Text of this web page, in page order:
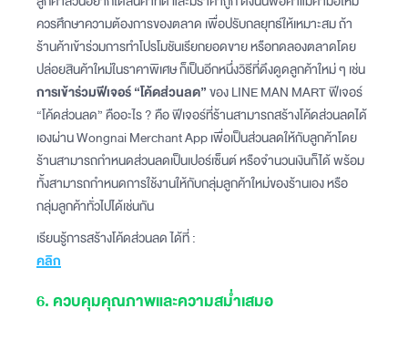
ควรศึกษาความต้องการของตลาด เพื่อปรับกลยุทธ์ให้เหมาะสม ถ้า
ร้านค้าเข้าร่วมการทำโปรโมชันเรียกยอดขาย หรือทดลองตลาดโดย
ปล่อยสินค้าใหม่ในราคาพิเศษ ก็เป็นอีกหนึ่งวิธีที่ดึงดูดลูกค้าใหม่ ๆ เช่น
การเข้าร่วมฟีเจอร์ “โค้ดส่วนลด”ของ LINE MAN MART ฟีเจอร์
“โค้ดส่วนลด” คืออะไร ? คือ ฟีเจอร์ที่ร้านสามารถสร้างโค้ดส่วนลดได้
เองผ่าน Wongnai Merchant App เพื่อเป็นส่วนลดให้กับลูกค้าโดย
ร้านสามารถกำหนดส่วนลดเป็นเปอร์เซ็นต์ หรือจำนวนเงินก็ได้ พร้อม
ทั้งสามารถกำหนดการใช้งานให้กับกลุ่มลูกค้าใหม่ของร้านเอง หรือ
กลุ่มลูกค้าทั่วไปได้เช่นกัน
เรียนรู้การสร้างโค้ดส่วนลด ได้ที่ :
คลิก
6. ควบคุมคุณภาพและความสม่ำเสมอ